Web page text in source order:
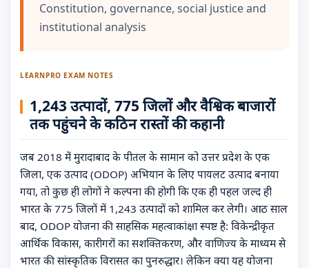
Constitution, governance, social justice and
institutional analysis
LEARNPRO EXAM NOTES
1,243 उत्पादों, 775 जिलों और वैश्विक बाजारों
तक पहुंचने के कठिन रास्तों की कहानी
जब 2018 में मुरादाबाद के पीतल के सामान को उत्तर प्रदेश के एक
जिला, एक उत्पाद (ODOP) अभियान के लिए पायलट उत्पाद बनाया
गया, तो कुछ ही लोगों ने कल्पना की होगी कि एक ही पहल जल्द ही
भारत के 775 जिलों में 1,243 उत्पादों को शामिल कर लेगी। आठ साल
बाद, ODOP योजना की साहसिक महत्वाकांक्षा स्पष्ट है: विकेन्द्रीकृत
आर्थिक विकास, कारीगरों का सशक्तिकरण, और वाणिज्य के माध्यम से
भारत की सांस्कृतिक विरासत का पुनरुद्धार। लेकिन क्या यह योजना